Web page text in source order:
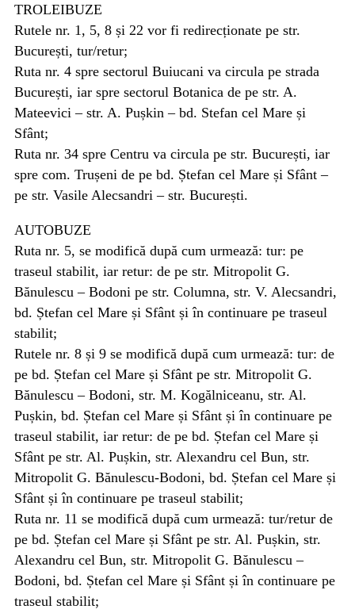
TROLEIBUZE
Rutele nr. 1, 5, 8 și 22 vor fi redirecționate pe str.
București, tur/retur;
Ruta nr. 4 spre sectorul Buiucani va circula pe strada
București, iar spre sectorul Botanica de pe str. A.
Mateevici – str. A. Pușkin – bd. Stefan cel Mare și
Sfânt;
Ruta nr. 34 spre Centru va circula pe str. București, iar
spre com. Trușeni de pe bd. Ștefan cel Mare și Sfânt –
pe str. Vasile Alecsandri – str. București.
AUTOBUZE
Ruta nr. 5, se modifică după cum urmează: tur: pe
traseul stabilit, iar retur: de pe str. Mitropolit G.
Bănulescu – Bodoni pe str. Columna, str. V. Alecsandri,
bd. Ștefan cel Mare și Sfânt și în continuare pe traseul
stabilit;
Rutele nr. 8 și 9 se modifică după cum urmează: tur: de
pe bd. Ștefan cel Mare și Sfânt pe str. Mitropolit G.
Bănulescu – Bodoni, str. M. Kogălniceanu, str. Al.
Pușkin, bd. Ștefan cel Mare și Sfânt și în continuare pe
traseul stabilit, iar retur: de pe bd. Ștefan cel Mare și
Sfânt pe str. Al. Pușkin, str. Alexandru cel Bun, str.
Mitropolit G. Bănulescu-Bodoni, bd. Ștefan cel Mare și
Sfânt și în continuare pe traseul stabilit;
Ruta nr. 11 se modifică după cum urmează: tur/retur de
pe bd. Ștefan cel Mare și Sfânt pe str. Al. Pușkin, str.
Alexandru cel Bun, str. Mitropolit G. Bănulescu –
Bodoni, bd. Ștefan cel Mare și Sfânt și în continuare pe
traseul stabilit;